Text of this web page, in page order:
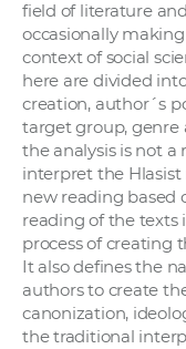
field of literature
occasionally
context of social
here are divided
creation, author´s
target group, genre
the analysis is not a
interpret the
new reading based
reading of the texts
process of creating
It also defines the
authors to create
canonization,
the traditional